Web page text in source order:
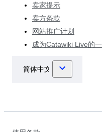
卖家提示
卖方条款
网站推广计划
成为Catawiki Live的